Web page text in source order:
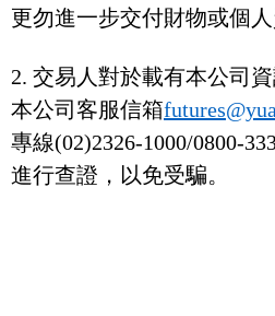
更勿進一步交付財物或個人
2. 交易人對於載有本公司
本公司客服信箱
專線(02)2326-1000/0800-
進行查證，以免受騙。